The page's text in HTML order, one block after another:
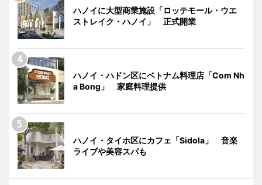
ハノイに大型商業施設「ロッテモール・ウエ
ストレイク・ハノイ」 正式開業
ハノイ・ハドン区にベトナム料理店「Com Nh
a Bong」 家庭料理提供
ハノイ・タイホ区にカフェ「Sidola」 音楽
ライブや美容スパも